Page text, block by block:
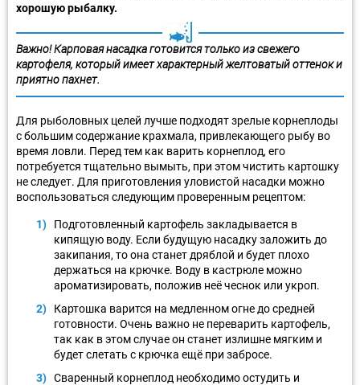
хорошую рыбалку.
Важно! Карповая насадка готовится только из свежего
картофеля, который имеет характерный желтоватый оттенок и
приятно пахнет.
Для рыболовных целей лучше подходят зрелые корнеплоды
с большим содержание крахмала, привлекающего рыбу во
время ловли. Перед тем как варить корнеплод, его
потребуется тщательно вымыть, при этом чистить картошку
не следует. Для приготовления уловистой насадки можно
воспользоваться следующим проверенным рецептом:
Подготовленный картофель закладывается в
кипящую воду. Если будущую насадку заложить до
закипания, то она станет дряблой и будет плохо
держаться на крючке. Воду в кастрюле можно
ароматизировать, положив неё чеснок или укроп.
Картошка варится на медленном огне до средней
готовности. Очень важно не переварить картофель,
так как в этом случае он станет излишне мягким и
будет слетать с крючка ещё при забросе.
Сваренный корнеплод необходимо остудить и